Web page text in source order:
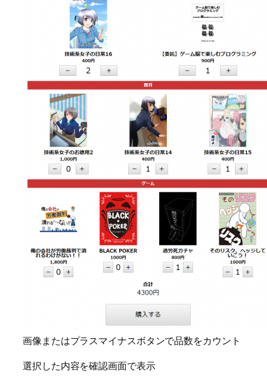
画像またはプラスマイナスボタンで品数をカウント
選択した内容を確認画面で表示